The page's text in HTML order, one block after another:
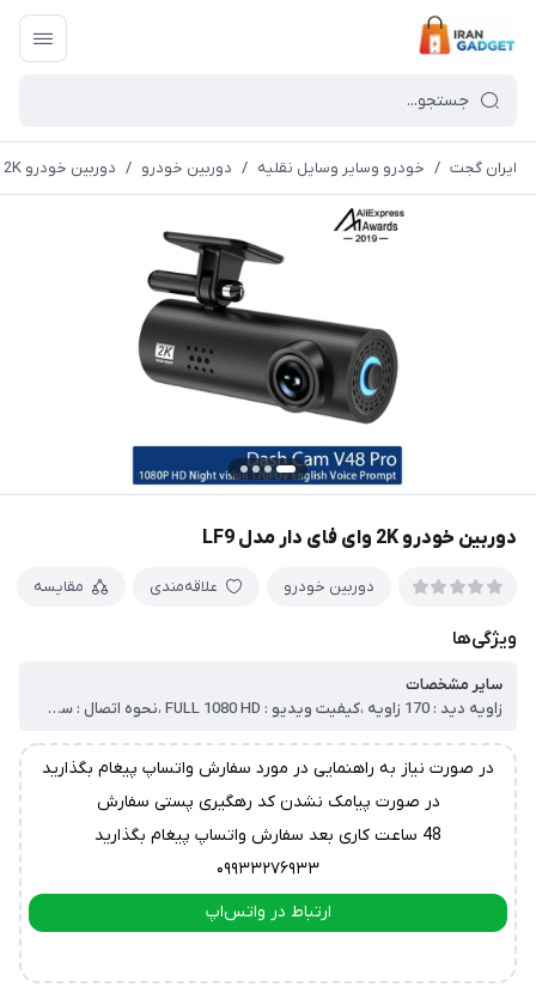
ایران گجت / خودرو وسایر وسایل نقلیه / دوربین خودرو / دوربین خودرو 2K وای فای دار مدل LF9
دوربین خودرو 2K وای فای دار مدل LF9
دوربین خودرو علاقه‌مندی مقایسه
ویژگی‌ها
سایر مشخصات
زاویه دید : 170 زاویه ،کیفیت ویدیو : FULL 1080 HD ،نحوه اتصال : سیم اتصال فندکی ،ذخیره سازی : حداکثر پشتیبانی 128 گیگابایت ،پشتیبانی از wifi : دارد ، پشتیبانی از سنسور جی (سنسور تصادف) : دارد ،سنسورتشخیص حرکت : دارد ، اپلیکیشن : دارد ،دید در شب : دارد، سنسور تصویر برداری : SONY
در صورت نیاز به راهنمایی در مورد سفارش واتساپ پیغام بگذارید
در صورت پیامک نشدن کد رهگیری پستی سفارش
48 ساعت کاری بعد سفارش واتساپ پیغام بگذارید
۰۹۹۳۳۲۷۶۹۳۳
ارتباط در واتس‌اپ